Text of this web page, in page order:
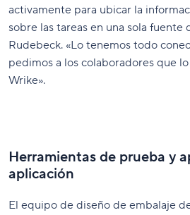
activamente para ubicar la
sobre las tareas en una sola fuente
Rudebeck. «Lo tenemos todo
pedimos a los colaboradores que
Wrike».
Herramientas de prueba y
aplicación
El equipo de diseño de embalaje